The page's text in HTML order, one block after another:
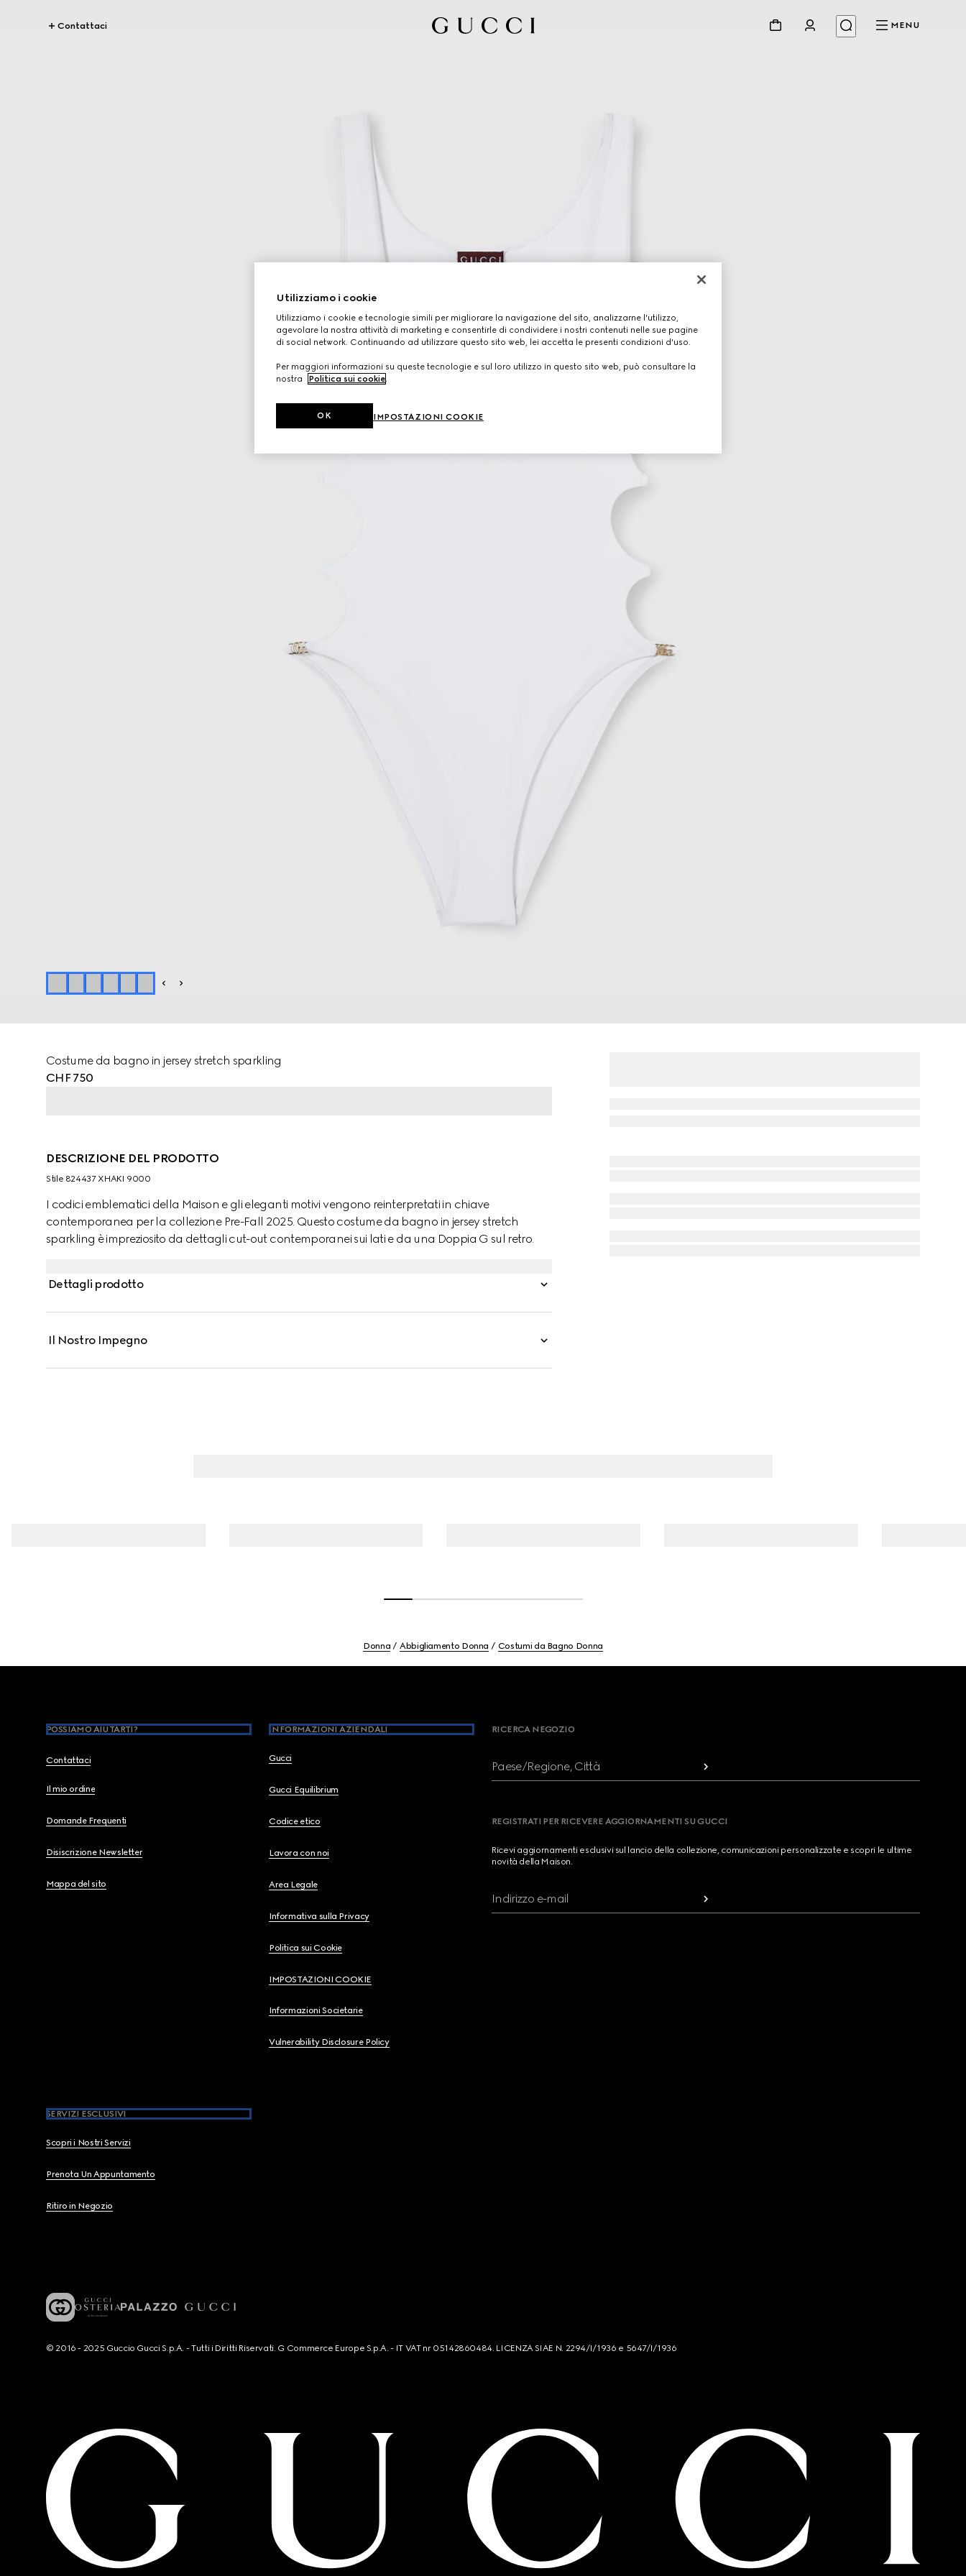
Contattaci MENU
Costume da bagno in jersey stretch sparkling
CHF 750
DESCRIZIONE DEL PRODOTTO
Stile ‎824437 XHAKI 9000
I codici emblematici della Maison e gli eleganti motivi vengono reinterpretati in chiave
contemporanea per la collezione Pre-Fall 2025. Questo costume da bagno in jersey stretch
sparkling è impreziosito da dettagli cut-out contemporanei sui lati e da una Doppia G sul retro.
Dettagli prodotto
Il Nostro Impegno
Donna Abbigliamento Donna Costumi da Bagno Donna
POSSIAMO AIUTARTI?
Contattaci
Il mio ordine
Domande Frequenti
Disiscrizione Newsletter
Mappa del sito
INFORMAZIONI AZIENDALI
Gucci
Gucci Equilibrium
Codice etico
Lavora con noi
Area Legale
Informativa sulla Privacy
Politica sui Cookie
IMPOSTAZIONI COOKIE
Informazioni Societarie
Vulnerability Disclosure Policy
SERVIZI ESCLUSIVI
Scopri i Nostri Servizi
Prenota Un Appuntamento
Ritiro in Negozio
RICERCA NEGOZIO
Paese/Regione, Città
REGISTRATI PER RICEVERE AGGIORNAMENTI SU GUCCI
Ricevi aggiornamenti esclusivi sul lancio della collezione, comunicazioni personalizzate e scopri le ultime
novità della Maison.
Indirizzo e-mail
© 2016 - 2025 Guccio Gucci S.p.A. - Tutti i Diritti Riservati. G Commerce Europe S.p.A. - IT VAT nr 05142860484. LICENZA SIAE N. 2294/I/1936 e 5647/I/1936
Utilizziamo i cookie
Utilizziamo i cookie e tecnologie simili per migliorare la navigazione del sito, analizzarne l'utilizzo,
agevolare la nostra attività di marketing e consentirle di condividere i nostri contenuti nelle sue pagine
di social network. Continuando ad utilizzare questo sito web, lei accetta le presenti condizioni d'uso.
Per maggiori informazioni su queste tecnologie e sul loro utilizzo in questo sito web, può consultare la
nostra
Politica sui cookie.
IMPOSTAZIONI COOKIE
OK